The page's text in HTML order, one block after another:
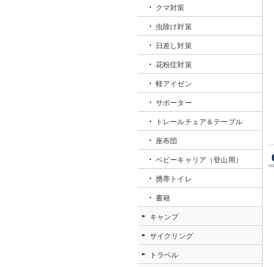
クマ対策
虫除け対策
日差し対策
花粉症対策
軽アイゼン
サポーター
トレールチェア＆テーブル
座布団
ベビーキャリア（登山用）
携帯トイレ
書籍
キャンプ
サイクリング
トラベル